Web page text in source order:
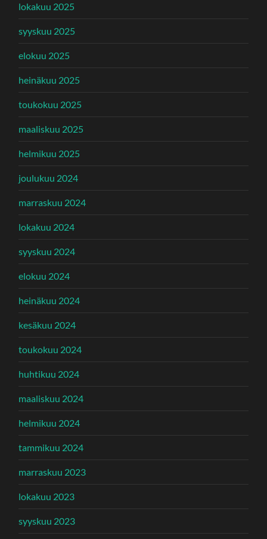
lokakuu 2025
syyskuu 2025
elokuu 2025
heinäkuu 2025
toukokuu 2025
maaliskuu 2025
helmikuu 2025
joulukuu 2024
marraskuu 2024
lokakuu 2024
syyskuu 2024
elokuu 2024
heinäkuu 2024
kesäkuu 2024
toukokuu 2024
huhtikuu 2024
maaliskuu 2024
helmikuu 2024
tammikuu 2024
marraskuu 2023
lokakuu 2023
syyskuu 2023